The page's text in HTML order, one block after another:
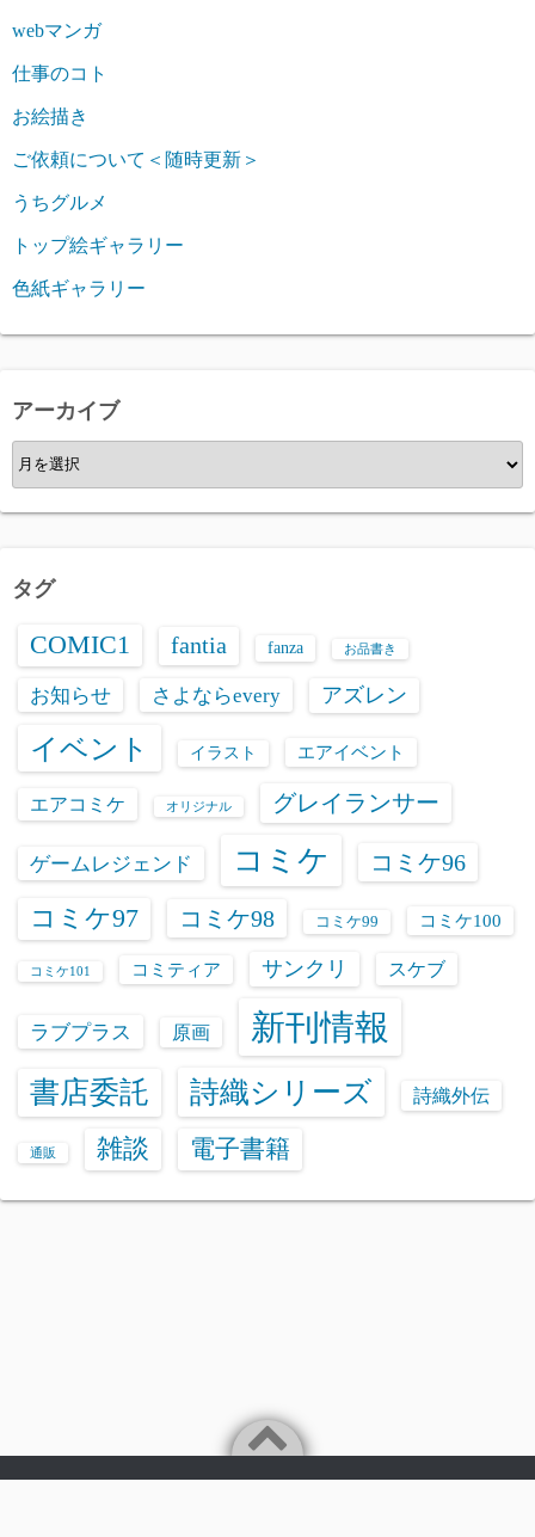
webマンガ
仕事のコト
お絵描き
ご依頼について＜随時更新＞
うちグルメ
トップ絵ギャラリー
色紙ギャラリー
アーカイブ
ア
ー
カ
ブ
タグ
COMIC1 fantia fanza お品書き
お知らせ さよならevery アズレン
イベント イラスト エアイベント
エアコミケ オリジナル グレイランサー
ゲームレジェンド コミケ コミケ96
コミケ97 コミケ98 コミケ99 コミケ100
コミケ101 コミティア サンクリ スケブ
ラブプラス 原画 新刊情報
書店委託 詩織シリーズ 詩織外伝
通販 雑談 電子書籍